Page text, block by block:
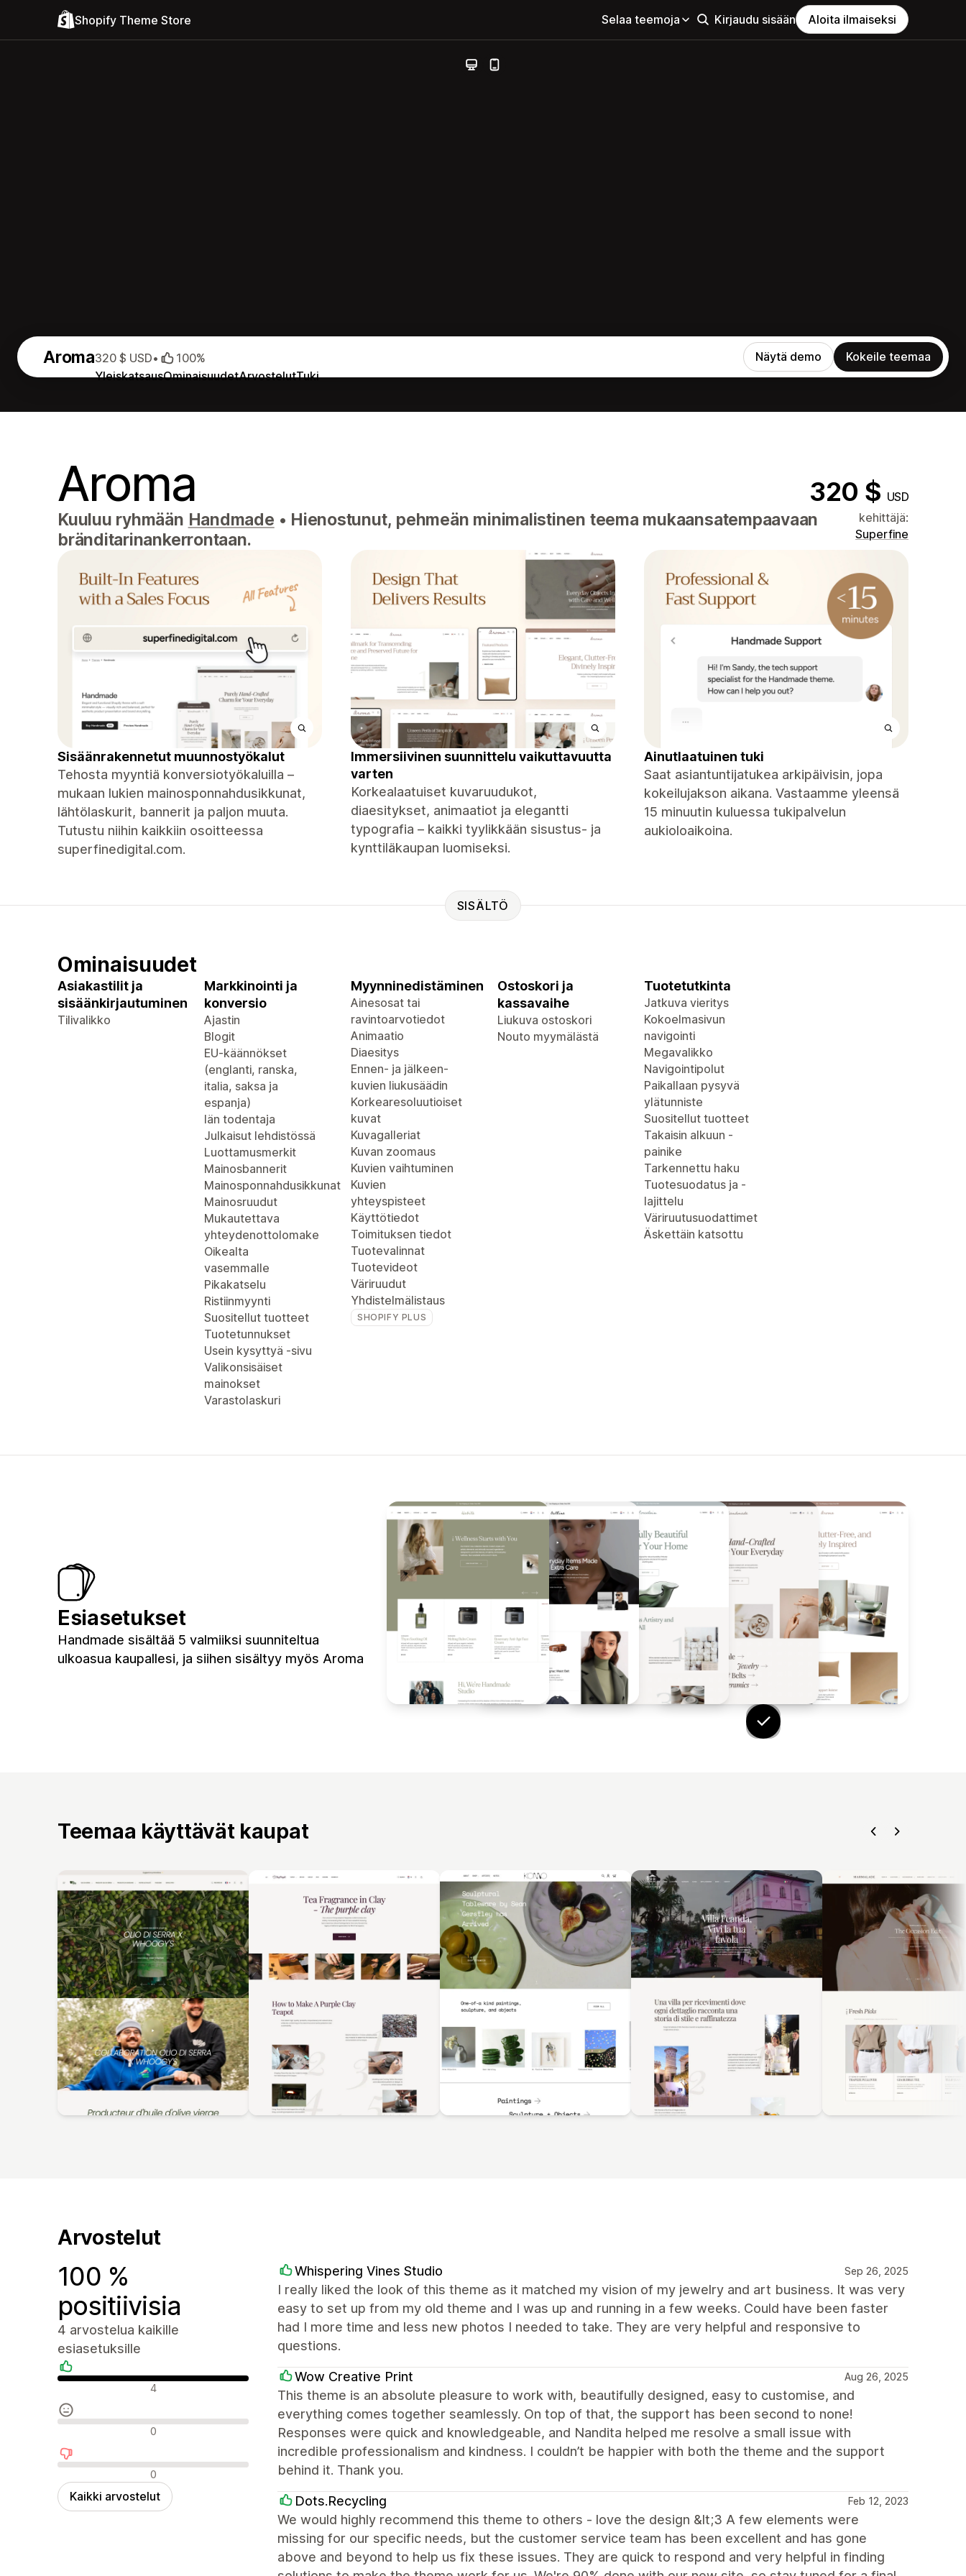
Shopify Theme Store Selaa teemoja Kirjaudu sisään Aloita ilmaiseksi
Aroma
YleiskatsausOminaisuudetArvostelutTuki
320 $ USD• 100% Näytä demo Kokeile teemaa
Aroma 320 $ USD
Kuuluu ryhmään Handmade • Hienostunut, pehmeän minimalistinen teema mukaansatempaavaan
bränditarinankerrontaan.
kehittäjä:
Superfine
Sisäänrakennetut muunnostyökalut
Tehosta myyntiä konversiotyökaluilla –
mukaan lukien mainosponnahdusikkunat,
lähtölaskurit, bannerit ja paljon muuta.
Tutustu niihin kaikkiin osoitteessa
superfinedigital.com.
Immersiivinen suunnittelu vaikuttavuutta
varten
Korkealaatuiset kuvaruudukot,
diaesitykset, animaatiot ja elegantti
typografia – kaikki tyylikkään sisustus- ja
kynttiläkaupan luomiseksi.
Ainutlaatuinen tuki
Saat asiantuntijatukea arkipäivisin, jopa
kokeilujakson aikana. Vastaamme yleensä
15 minuutin kuluessa tukipalvelun
aukioloaikoina.
SISÄLTÖ
Ominaisuudet
Asiakastilit ja
sisäänkirjautuminen
Tilivalikko
Markkinointi ja
konversio
Ajastin
Blogit
EU-käännökset
(englanti, ranska,
italia, saksa ja
espanja)
Iän todentaja
Julkaisut lehdistössä
Luottamusmerkit
Mainosbannerit
Mainosponnahdusikkunat
Mainosruudut
Mukautettava
yhteydenottolomake
Oikealta
vasemmalle
Pikakatselu
Ristiinmyynti
Suositellut tuotteet
Tuotetunnukset
Usein kysyttyä -sivu
Valikonsisäiset
mainokset
Varastolaskuri
Myynninedistäminen
Ainesosat tai
ravintoarvotiedot
Animaatio
Diaesitys
Ennen- ja jälkeen-
kuvien liukusäädin
Korkearesoluutioiset
kuvat
Kuvagalleriat
Kuvan zoomaus
Kuvien vaihtuminen
Kuvien
yhteyspisteet
Käyttötiedot
Toimituksen tiedot
Tuotevalinnat
Tuotevideot
Väriruudut
Yhdistelmälistaus
SHOPIFY PLUS
Ostoskori ja
kassavaihe
Liukuva ostoskori
Nouto myymälästä
Tuotetutkinta
Jatkuva vieritys
Kokoelmasivun
navigointi
Megavalikko
Navigointipolut
Paikallaan pysyvä
ylätunniste
Suositellut tuotteet
Takaisin alkuun -
painike
Tarkennettu haku
Tuotesuodatus ja -
lajittelu
Väriruutusuodattimet
Äskettäin katsottu
Esiasetukset
Handmade sisältää 5 valmiiksi suunniteltua
ulkoasua kaupallesi, ja siihen sisältyy myös Aroma
Teemaa käyttävät kaupat
Arvostelut
100 %
positiivisia
4 arvostelua kaikille
esiasetuksille
Positiiviset arvostelut
4
Neutraalit arvostelut
0
Negatiiviset arvostelut
0
Kaikki arvostelut
Whispering Vines Studio Sep 26, 2025
I really liked the look of this theme as it matched my vision of my jewelry and art business. It was very
easy to set up from my old theme and I was up and running in a few weeks. Could have been faster
had I more time and less new photos I needed to take. They are very helpful and responsive to
questions.
Wow Creative Print Aug 26, 2025
This theme is an absolute pleasure to work with, beautifully designed, easy to customise, and
everything comes together seamlessly. On top of that, the support has been second to none!
Responses were quick and knowledgeable, and Nandita helped me resolve a small issue with
incredible professionalism and kindness. I couldn’t be happier with both the theme and the support
behind it. Thank you.
Dots.Recycling Feb 12, 2023
We would highly recommend this theme to others - love the design &lt;3 A few elements were
missing for our specific needs, but the customer service team has been excellent and has gone
above and beyond to help us fix these issues. They are quick to respond and very helpful in finding